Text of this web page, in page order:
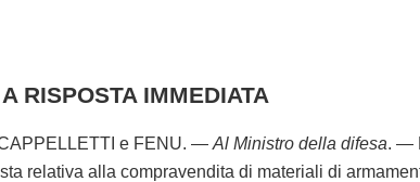
RISPOSTA IMMEDIATA
e FENU. — Al Ministro della difesa. —
relativa alla compravendita di materiali di